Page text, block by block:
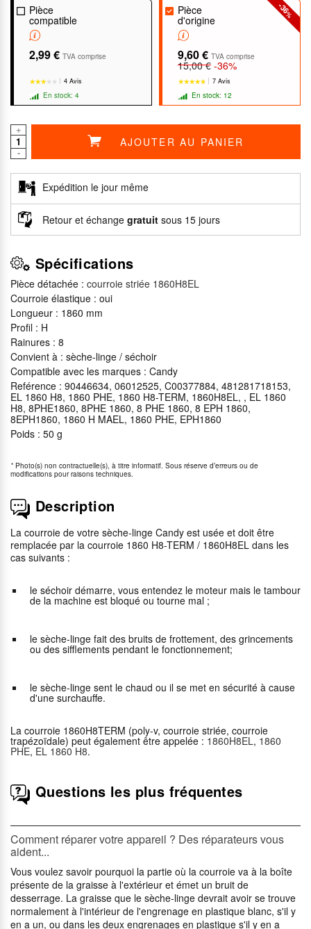
Pièce
compatible
2,99 € TVA comprise
★★★★★
★★★★★
4 Avis
En stock: 4
-36
%
Pièce
d'origine
9,60 € TVA comprise
15,00 € -36%
★★★★★
★★★★★
7 Avis
En stock: 12
+
-
AJOUTER AU PANIER
Expédition le jour même
Retour et échange gratuit sous 15 jours
Spécifications
Pièce détachée : courroie striée 1860H8EL
Courroie élastique : oui
Longueur : 1860 mm
Profil : H
Rainures : 8
Convient à : sèche-linge / séchoir
Compatible avec les marques : Candy
Reférence : 90446634, 06012525, C00377884, 481281718153,
EL 1860 H8, 1860 PHE, 1860 H8-TERM, 1860H8EL, , EL 1860
H8, 8PHE1860, 8PHE 1860, 8 PHE 1860, 8 EPH 1860,
8EPH1860, 1860 H MAEL, 1860 PHE, EPH1860
Poids : 50 g
* Photo(s) non contractuelle(s), à titre informatif. Sous réserve d’erreurs ou de
modifications pour raisons techniques.
Description
La courroie de votre sèche-linge Candy est usée et doit être
remplacée par la courroie 1860 H8-TERM / 1860H8EL dans les
cas suivants :
le séchoir démarre, vous entendez le moteur mais le tambour
de la machine est bloqué ou tourne mal ;
le sèche-linge fait des bruits de frottement, des grincements
ou des sifflements pendant le fonctionnement;
le sèche-linge sent le chaud ou il se met en sécurité à cause
d'une surchauffe.
La courroie 1860H8TERM (poly-v, courroie striée, courroie
trapézoïdale) peut également être appelée : 1860H8EL, 1860
PHE, EL 1860 H8.
Questions les plus fréquentes
Comment réparer votre appareil ? Des réparateurs vous
aident...
Vous voulez savoir pourquoi la partie où la courroie va à la boîte
présente de la graisse à l'extérieur et émet un bruit de
desserrage. La graisse que le sèche-linge devrait avoir se trouve
normalement à l'intérieur de l'engrenage en plastique blanc, s'il y
en a un, ou dans les deux engrenages en plastique s'il y en a